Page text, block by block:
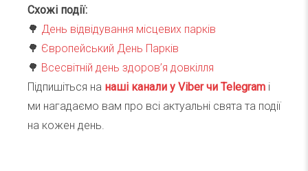
Схожі події:
🌳 День відвідування місцевих парків
🌳 Європейський День Парків
🌳 Всесвітній день здоров’я довкілля
Підпишіться на наші канали у Viber чи Telegram і
ми нагадаємо вам про всі актуальні свята та події
на кожен день.